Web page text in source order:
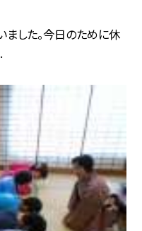
した。今日のために休